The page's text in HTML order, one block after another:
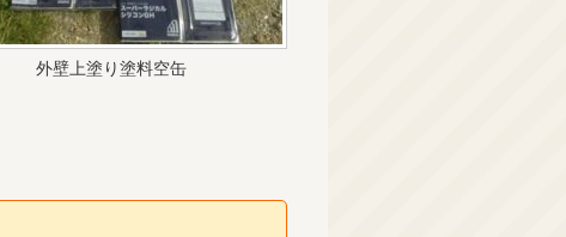
外壁上塗り塗料空缶